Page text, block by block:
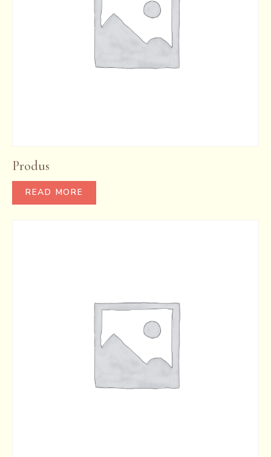
Produs
READ MORE